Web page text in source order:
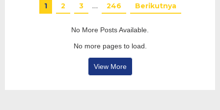
1 2 3 … 246 Berikutnya
No More Posts Available.
No more pages to load.
View More